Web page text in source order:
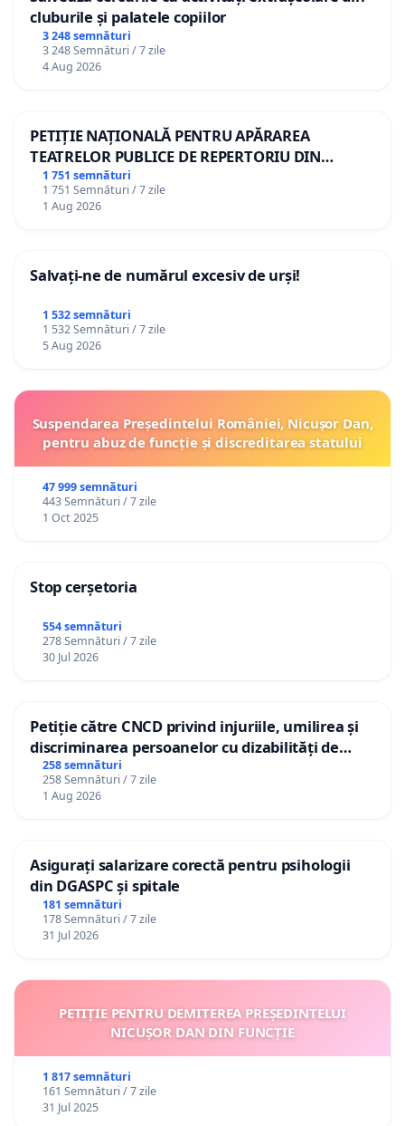
cluburile și palatele copiilor
3 248 semnături
3 248 Semnături / 7 zile
4 Aug 2026
PETIȚIE NAȚIONALĂ PENTRU APĂRAREA
TEATRELOR PUBLICE DE REPERTORIU DIN
ROMÂNIA
1 751 semnături
1 751 Semnături / 7 zile
1 Aug 2026
Salvați-ne de numărul excesiv de urși!
1 532 semnături
1 532 Semnături / 7 zile
5 Aug 2026
Suspendarea Președintelui României, Nicușor Dan,
pentru abuz de funcție și discreditarea statului
47 999 semnături
443 Semnături / 7 zile
1 Oct 2025
Stop cerșetoria
554 semnături
278 Semnături / 7 zile
30 Jul 2026
Petiție către CNCD privind injuriile, umilirea și
discriminarea persoanelor cu dizabilități de
către utilizatorul TikTok „Gorici”
258 semnături
258 Semnături / 7 zile
1 Aug 2026
Asigurați salarizare corectă pentru psihologii
din DGASPC și spitale
181 semnături
178 Semnături / 7 zile
31 Jul 2026
PETIȚIE PENTRU DEMITEREA PREȘEDINTELUI
NICUȘOR DAN DIN FUNCȚIE
1 817 semnături
161 Semnături / 7 zile
31 Jul 2025